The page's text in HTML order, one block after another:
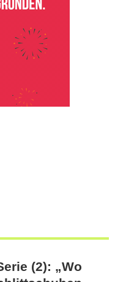
(2): „Wo